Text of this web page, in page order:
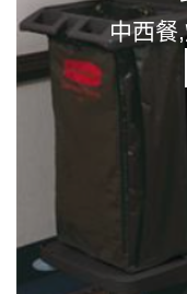
中西餐